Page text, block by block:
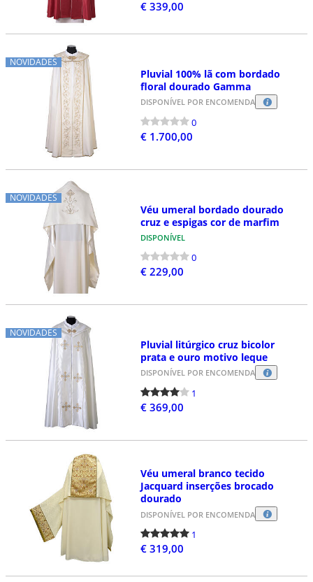
€ 339,00
NOVIDADES
Pluvial 100% lã com bordado
floral dourado Gamma
DISPONÍVEL POR ENCOMENDA
0
€ 1.700,00
NOVIDADES
Véu umeral bordado dourado
cruz e espigas cor de marfim
DISPONÍVEL
0
€ 229,00
NOVIDADES
Pluvial litúrgico cruz bicolor
prata e ouro motivo leque
DISPONÍVEL POR ENCOMENDA
1
€ 369,00
Véu umeral branco tecido
Jacquard inserções brocado
dourado
DISPONÍVEL POR ENCOMENDA
1
€ 319,00